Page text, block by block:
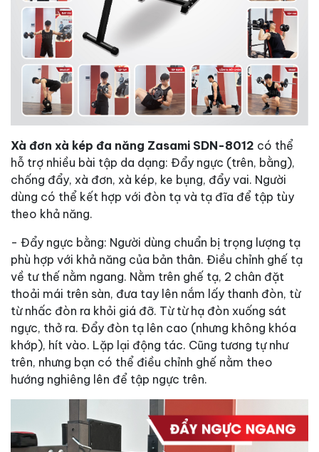
Xà đơn xà kép đa năng Zasami SDN-8012 có thể
hỗ trợ nhiều bài tập da dạng: Đẩy ngực (trên, bằng),
chống đẩy, xà đơn, xà kép, ke bụng, đẩy vai. Người
dùng có thể kết hợp với đòn tạ và tạ đĩa để tập tùy
theo khả năng.
- Đẩy ngực bằng: Người dùng chuẩn bị trọng lượng tạ
phù hợp với khả năng của bản thân. Điều chỉnh ghế tạ
về tư thế nằm ngang. Nằm trên ghế tạ, 2 chân đặt
thoải mái trên sàn, đưa tay lên nắm lấy thanh đòn, từ
từ nhấc đòn ra khỏi giá đỡ. Từ từ hạ đòn xuống sát
ngực, thở ra. Đẩy đòn tạ lên cao (nhưng không khóa
khớp), hít vào. Lặp lại động tác. Cũng tương tự như
trên, nhưng bạn có thể điều chỉnh ghế nằm theo
hướng nghiêng lên để tập ngực trên.